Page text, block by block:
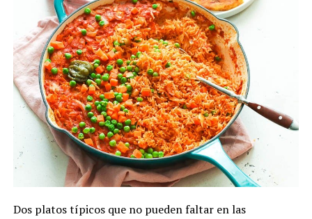
Dos platos típicos que no pueden faltar en las